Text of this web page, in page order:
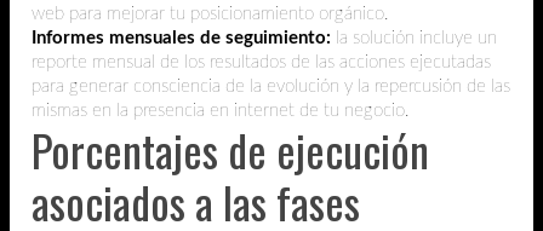
web para mejorar tu posicionamiento orgánico.
Informes mensuales de seguimiento: la solución incluye un
reporte mensual de los resultados de las acciones ejecutadas
para generar consciencia de la evolución y la repercusión de las
mismas en la presencia en internet de tu negocio.
Porcentajes de ejecución
asociados a las fases